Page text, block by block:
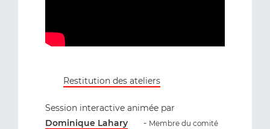
Restitution des ateliers
Session interactive animée par
Dominique Lahary
- Membre du comité